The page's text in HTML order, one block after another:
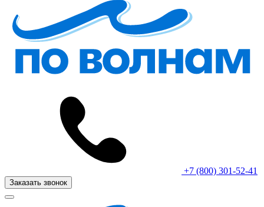
+7 (800) 301-52-41
Заказать звонок